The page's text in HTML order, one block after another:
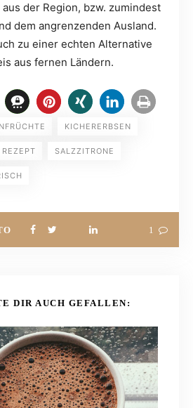
der Region, bzw. zumindest
dem angrenzenden Ausland.
zu einer echten Alternative
aus fernen Ländern.
KICHERERBSEN
REZEPT SALZZITRONE
1
DIR AUCH GEFALLEN: